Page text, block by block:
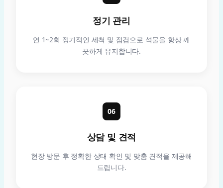
정기 관리
연 1~2회 정기적인 세척 및 점검으로 석물을 항상 깨
끗하게 유지합니다.
06
상담 및 견적
현장 방문 후 정확한 상태 확인 및 맞춤 견적을 제공해
드립니다.